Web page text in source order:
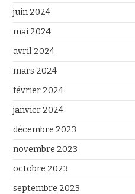
juin 2024
mai 2024
avril 2024
mars 2024
février 2024
janvier 2024
décembre 2023
novembre 2023
octobre 2023
septembre 2023